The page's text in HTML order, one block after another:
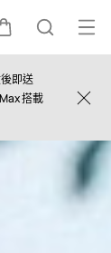
蒐
索
打
選
即送
搭載